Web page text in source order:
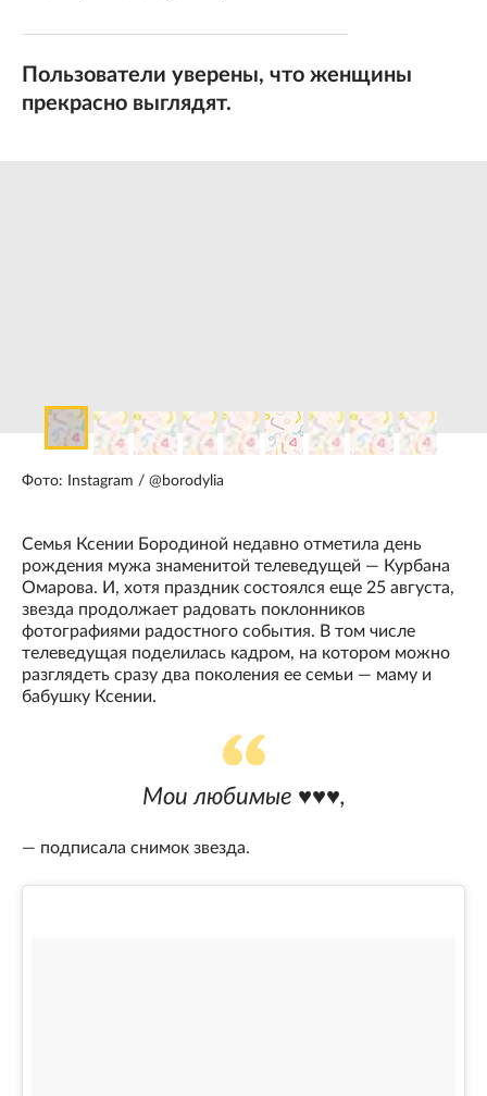
Пользователи уверены, что женщины
прекрасно выглядят.
Фото: Instagram / @borodylia
Семья Ксении Бородиной недавно отметила день
рождения мужа знаменитой телеведущей — Курбана
Омарова. И, хотя праздник состоялся еще 25 августа,
звезда продолжает радовать поклонников
фотографиями радостного события. В том числе
телеведущая поделилась кадром, на котором можно
разглядеть сразу два поколения ее семьи — маму и
бабушку Ксении.
Мои любимые ♥️♥️♥️,
— подписала снимок звезда.